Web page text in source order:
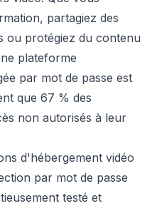
partagiez des
ou protégiez du contenu
plateforme
par mot de passe est
que 67 % des
non autorisés à leur
d'hébergement vidéo
par mot de passe
testé et